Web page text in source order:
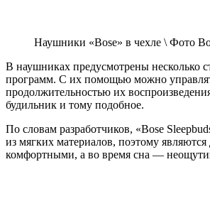
Наушники «Bose» в чехле \ Фото
В наушниках предусмотрены несколько
программ. С их помощью можно
продолжительностью их
будильник и тому подобное.
По словам разработчиков, «Bose
из мягких материалов, поэтому являются
комфортными, а во время сна —